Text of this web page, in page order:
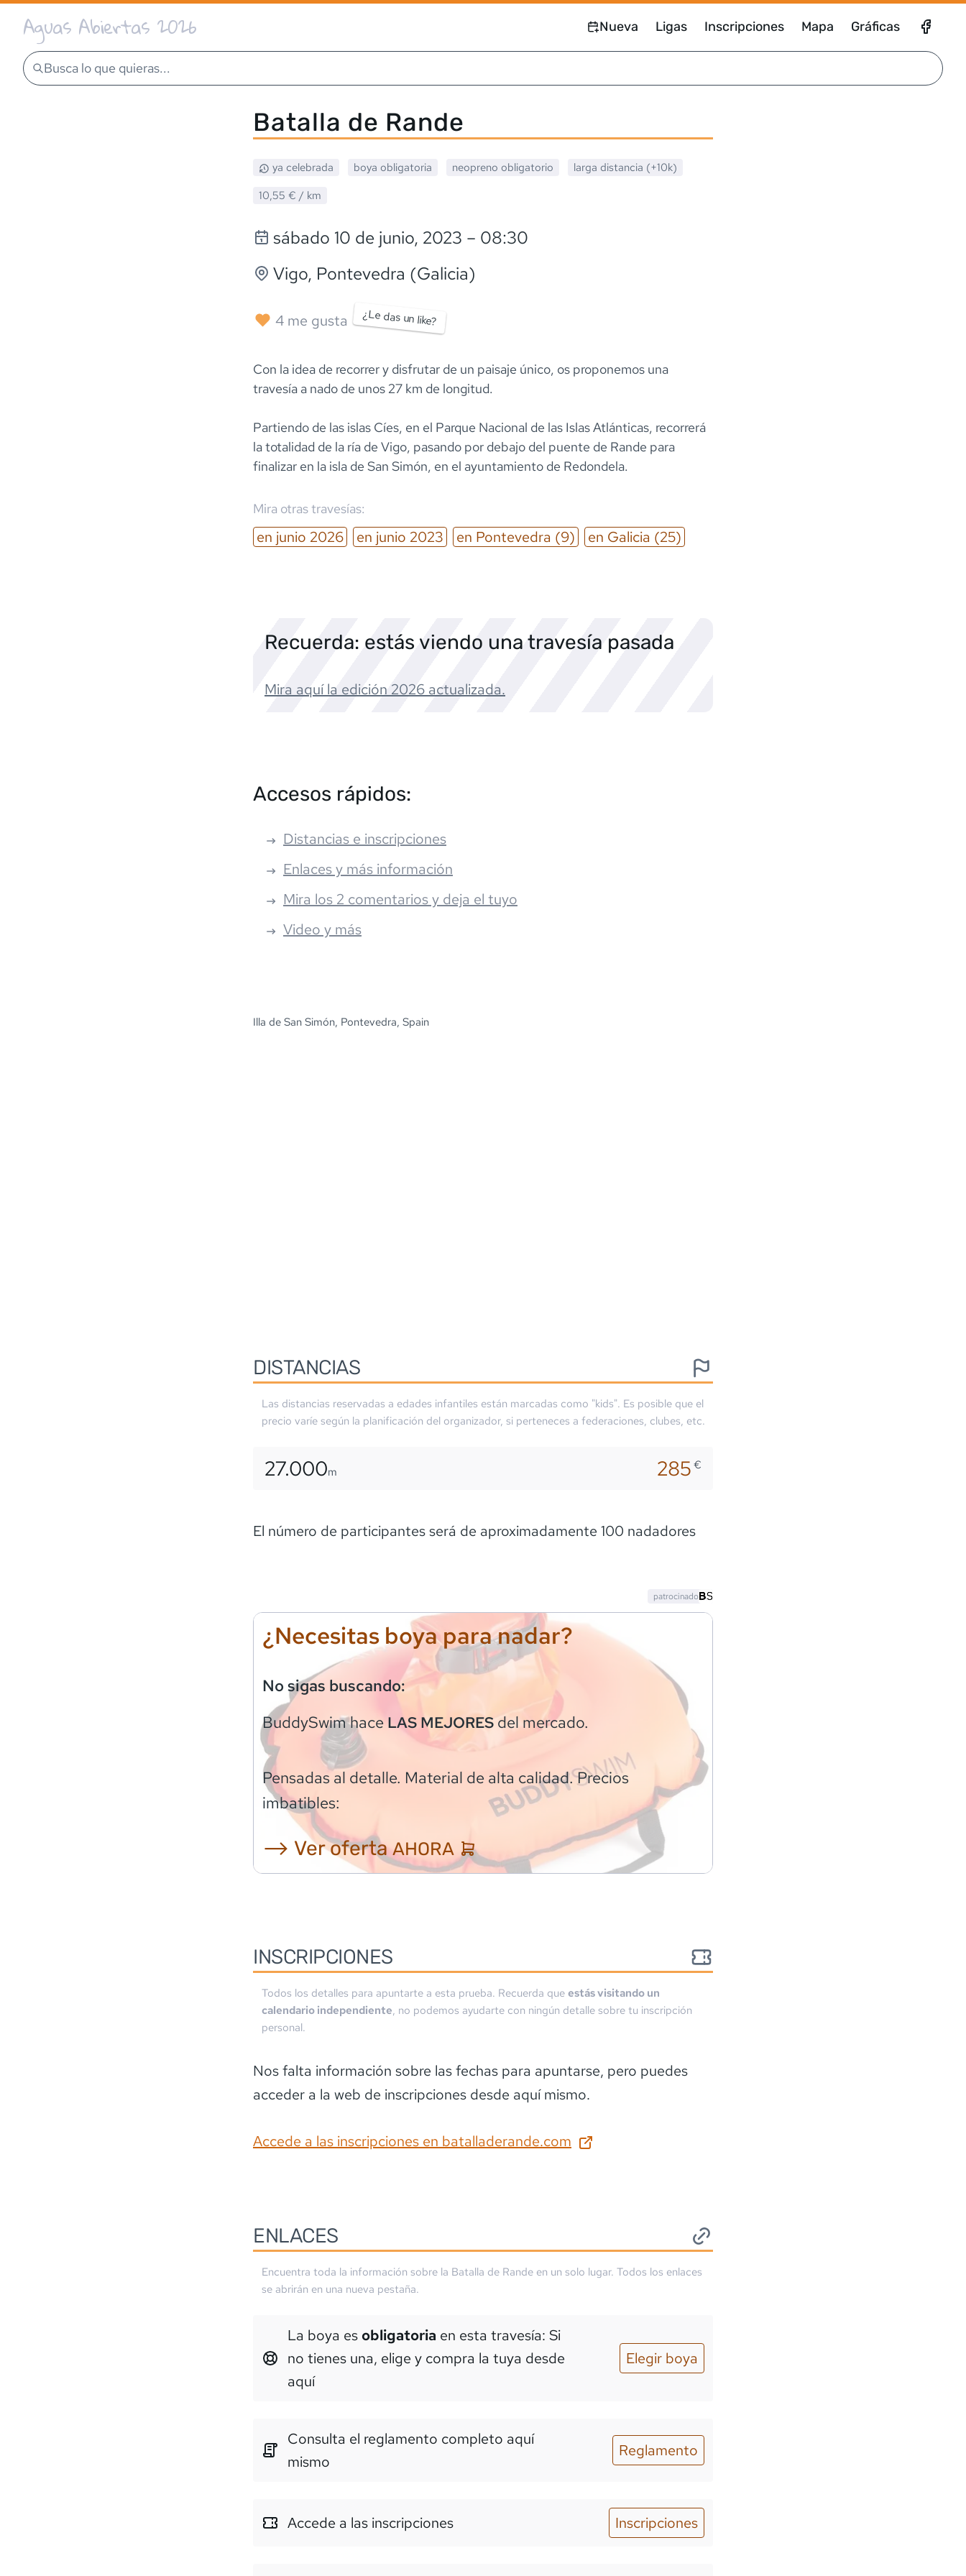
Aguas Abiertas 2026 Nueva Ligas Inscripciones Mapa Gráficas
Busca lo que quieras...
Batalla de Rande
ya celebrada boya obligatoria neopreno obligatorio
larga distancia (+10k)
10,55 € / km
sábado 10 de junio, 2023 – 08:30
Vigo, Pontevedra (Galicia)
4 me gusta ¿Le das un like?
Con la idea de recorrer y disfrutar de un paisaje único, os proponemos una
travesía a nado de unos 27 km de longitud.
Partiendo de las islas Cíes, en el Parque Nacional de las Islas Atlánticas, recorrerá
la totalidad de la ría de Vigo, pasando por debajo del puente de Rande para
finalizar en la isla de San Simón, en el ayuntamiento de Redondela.
Mira otras travesías:
en junio 2026 en junio 2023 en Pontevedra (9) en Galicia (25)
Recuerda: estás viendo una travesía pasada
Mira aquí la edición 2026 actualizada.
Accesos rápidos:
Distancias e inscripciones
Enlaces y más información
Mira los 2 comentarios y deja el tuyo
Video y más
Illa de San Simón, Pontevedra, Spain
DISTANCIAS
Las distancias reservadas a edades infantiles están marcadas como "kids". Es posible que el
precio varíe según la planificación del organizador, si perteneces a federaciones, clubes, etc.
27.000m 285€
El número de participantes será de aproximadamente 100 nadadores
¿Necesitas boya para nadar?
No sigas buscando:
BuddySwimhaceLAS MEJORESdel mercado.
Pensadas al detalle. Material de alta calidad. Precios
imbatibles:
⟶ Ver ofertaAHORA
patrocinado
INSCRIPCIONES
Todos los detalles para apuntarte a esta prueba. Recuerda que estás visitando un
calendario independiente, no podemos ayudarte con ningún detalle sobre tu inscripción
personal.
Nos falta información sobre las fechas para apuntarse, pero puedes
acceder a la web de inscripciones desde aquí mismo.
Accede a las inscripciones en batalladerande.com
ENLACES
Encuentra toda la información sobre la Batalla de Rande en un solo lugar. Todos los enlaces
se abrirán en una nueva pestaña.
La boya es obligatoria en esta travesía: Si
no tienes una, elige y compra la tuya desde
aquí
Elegir boya
Consulta el reglamento completo aquí
mismo
Reglamento
Accede a las inscripciones Inscripciones